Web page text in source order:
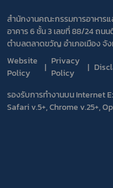
สำนักงานคณะกรรมการอาหารแ
อาคาร 6 ชั้น 3 เลขที่ 88/24 ถน
ตำบลตลาดขวัญ อำเภอเมือง จั
Website
Policy
Privacy
Policy
รองรับการทำงานบน Internet
Safari v.5+, Chrome v.25+,